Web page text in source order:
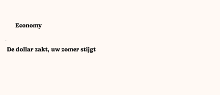
Economy
De dollar zakt, uw zomer stijgt